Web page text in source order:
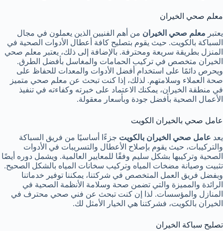
معلم صحي الخيران
يعتبر معلم صحي الخيران من أهم الفنيين الذين يعملون في مجال
السباكة بالكويت. حيث يقوم بتصليح كافة أعطال الأدوات الصحية في
المنزل بطريقة سريعة ومحترفة. بالإضافة إلى ذلك، يعتبر معلم صحي
الخيران متخصص في تركيب الحمامات والمغاسل بأفضل الطرق.
ويحرص دائمًا على استخدام أفضل الأدوات والمعدات للحفاظ على
صحة العملاء وسلامتهم. لذلك، إذا كنت تبحث عن معلم صحي متميز
في منطقة الخيران، يمكنك الاعتماد على خبرته وكفاءته في تنفيذ
الأعمال الصحية بأفضل جودة وبأسعار معقولة.
عامل صحي بالخيران الكويت
يعد عامل صحي الخيران بالكويت جزءًا أساسيًا من فريق السباكة
والتركيبات، حيث يقوم بإصلاح الأعطال والتسريبات في الأدوات
الصحية وتركيبها بشكل سليم وفقًا للمعايير العالمية. ويشمل دوره أيضًا
تثبيت وصيانة مضخات المياه وتركيب سخانات المياه بالشكل الصحيح.
وبفضل فريق العمل المتخصص في شركتنا، يمكننا توفير خدماتنا
الرائدة والمميزة والتي تضمن صحة وسلامة الأنظمة الصحية في
المنازل والمؤسسات. لذا إن كنت تبحث عن فني صحي محترف في
الخيران بالكويت، فشركتنا هي الخيار الأمثل لك.
تصليح سباكة الخيران